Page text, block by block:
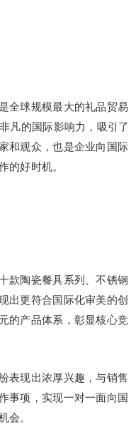
全球规模最大的礼品贸易
凡的国际影响力，吸引了
和观众，也是企业向国际
的好时机。
款陶瓷餐具系列、不锈钢
出更符合国际化审美的创
的产品体系，彰显核心竞
表现出浓厚兴趣，与销售
事项，实现一对一面向国
会。